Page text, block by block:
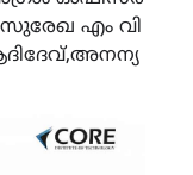
എം വി